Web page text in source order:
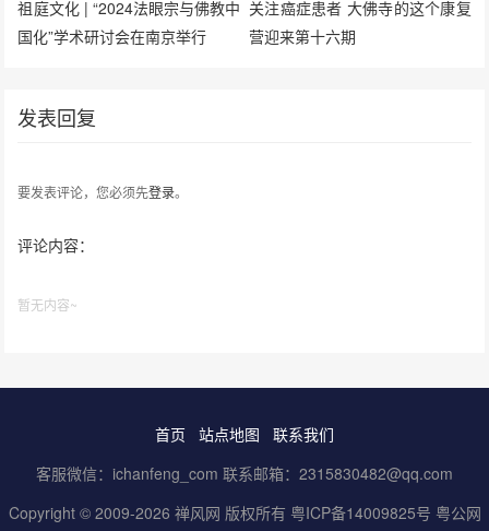
祖庭文化 | “2024法眼宗与佛教中
国化”学术研讨会在南京举行
关注癌症患者 大佛寺的这个康复
营迎来第十六期
发表回复
要发表评论，您必须先登录。
评论内容：
暂无内容~
首页 站点地图
联系我们
客服微信：ichanfeng_com 联系邮箱：2315830482@qq.com
Copyright © 2009-2026 禅风网 版权所有 粤ICP备14009825号 粤公网